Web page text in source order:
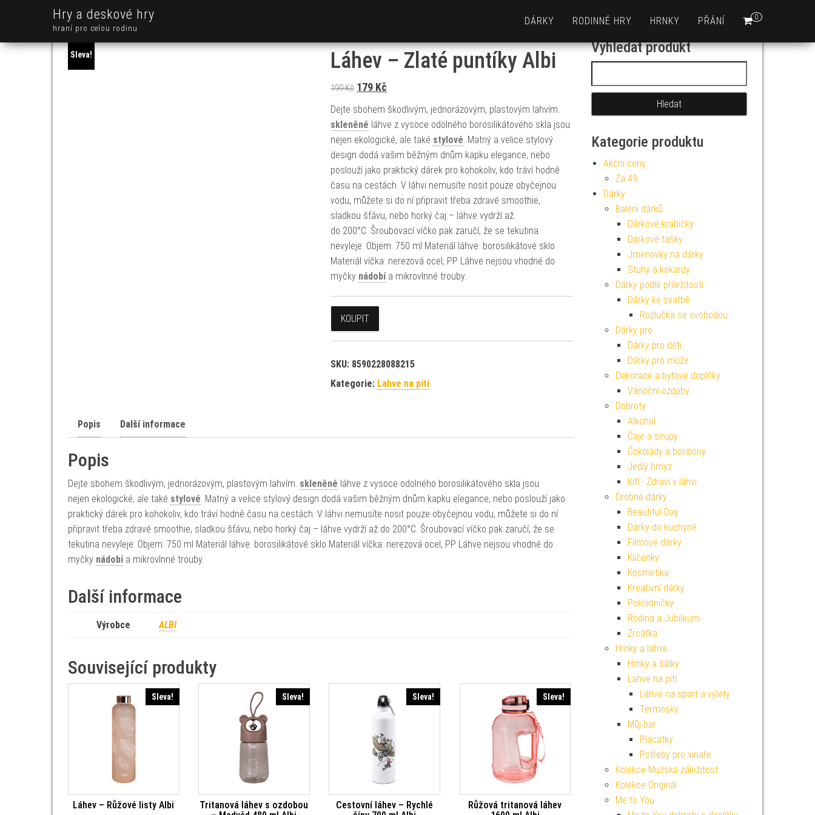
Hry a deskové hry
hraní pro celou rodinu
0
DÁRKY RODINNÉ HRY HRNKY PŘÁNÍ
Sleva! Láhev – Zlaté puntíky Albi
199Kč Původní cena byla: 199 Kč.
179 KčAktuální cena je: 179 Kč.
Dejte sbohem škodlivým, jednorázovým, plastovým lahvím.
skleněné láhve z vysoce odolného borosilikátového skla jsou
nejen ekologické, ale také stylové. Matný a velice stylový
design dodá vašim běžným dnům kapku elegance, nebo
poslouží jako praktický dárek pro kohokoliv, kdo tráví hodně
času na cestách. V láhvi nemusíte nosit pouze obyčejnou
vodu, můžete si do ní připravit třeba zdravé smoothie,
sladkou šťávu, nebo horký čaj – láhve vydrží až
do 200°C. Šroubovací víčko pak zaručí, že se tekutina
nevyleje. Objem: 750 ml Materiál láhve: borosilikátové sklo
Materiál víčka: nerezová ocel, PP Láhve nejsou vhodné do
myčky nádobía mikrovlnné trouby.
KOUPIT
SKU: 8590228088215
Kategorie: Lahve na pití
Popis Další informace
Popis
Dejte sbohem škodlivým, jednorázovým, plastovým lahvím. skleněné láhve z vysoce odolného borosilikátového skla jsou
nejen ekologické, ale také stylové. Matný a velice stylový design dodá vašim běžným dnům kapku elegance, nebo poslouží jako
praktický dárek pro kohokoliv, kdo tráví hodně času na cestách. V láhvi nemusíte nosit pouze obyčejnou vodu, můžete si do ní
připravit třeba zdravé smoothie, sladkou šťávu, nebo horký čaj – láhve vydrží až do 200°C. Šroubovací víčko pak zaručí, že se
tekutina nevyleje. Objem: 750 ml Materiál láhve: borosilikátové sklo Materiál víčka: nerezová ocel, PP Láhve nejsou vhodné do
myčky nádobía mikrovlnné trouby.
Další informace
Výrobce ALBI
Související produkty
Sleva!
Láhev – Růžové listy Albi
Sleva!
Tritanová láhev s ozdobou
Sleva!
Cestovní láhev – Rychlé
Sleva!
Růžová tritanová láhev
Vyhledat produkt
Kategorie produktu
Akční ceny
Za 49
Dárky
Balení dárků
Dárkové krabičky
Dárkové tašky
Jmenovky na dárky
Stuhy a kokardy
Dárky podle příležitosti
Dárky ke svatbě
Rozlučka se svobodou
Dárky pro
Dárky pro děti
Dárky pro muže
Dekorace a bytové doplňky
Vánoční ozdoby
Dobroty
Alkohol
Čaje a sirupy
Čokolády a bonbóny
Jedlý hmyz
Kitl - Zdraví v láhvi
Drobné dárky
Beautiful Day
Dárky do kuchyně
Filmové dárky
Klíčenky
Kosmetika
Kreativní dárky
Pokladničky
Rodina a Jubileum
Zrcátka
Hrnky a lahve
Hrnky a šálky
Lahve na pití
Láhve na sport a výlety
Termosky
Můj bar
Placatky
Potřeby pro vinaře
Kolekce Mužská záležitost
Kolekce Originál
Me to You